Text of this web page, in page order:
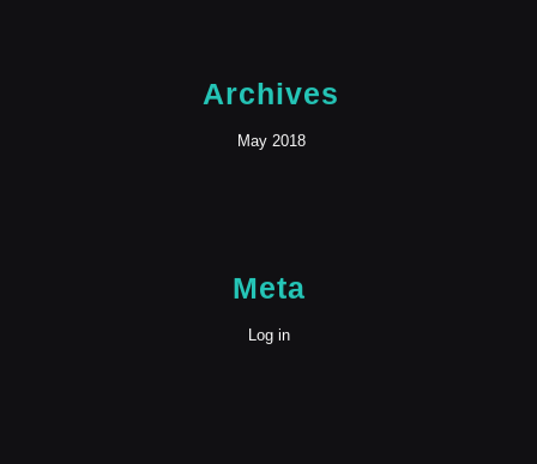
Archives
May 2018
Meta
Log in